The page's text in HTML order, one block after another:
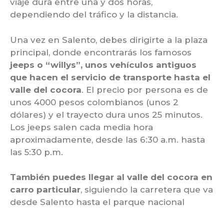
viaje dura entre una y dos horas,
dependiendo del tráfico y la distancia.
Una vez en Salento, debes dirigirte a la plaza
principal, donde encontrarás los famosos
jeeps o “willys”, unos vehículos antiguos
que hacen el servicio de transporte hasta el
valle del cocora. El precio por persona es de
unos 4000 pesos colombianos (unos 2
dólares) y el trayecto dura unos 25 minutos.
Los jeeps salen cada media hora
aproximadamente, desde las 6:30 a.m. hasta
las 5:30 p.m.
También puedes llegar al valle del cocora en
carro particular, siguiendo la carretera que va
desde Salento hasta el parque nacional